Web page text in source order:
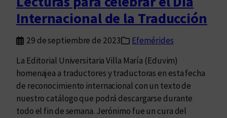
Internacional de la Traducción
29 de septiembre de 2023
Efemérides
La Editorial Universitaria Villa María (Eduvim)
homenajea a traductores y traductoras en esta fecha
de reconocimiento internacional con un texto de
nuestro catálogo que podrá descargarse durante
todo el fin de semana. Jerónimo fue un cura del